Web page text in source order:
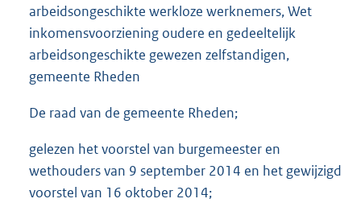
arbeidsongeschikte werkloze werknemers, Wet
inkomensvoorziening oudere en gedeeltelijk
arbeidsongeschikte gewezen zelfstandigen,
gemeente Rheden
De raad van de gemeente Rheden;
gelezen het voorstel van burgemeester en
wethouders van 9 september 2014 en het gewijzigd
voorstel van 16 oktober 2014;